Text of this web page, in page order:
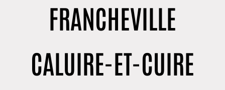
FRANCHEVILLE
CALUIRE-ET-CUIRE